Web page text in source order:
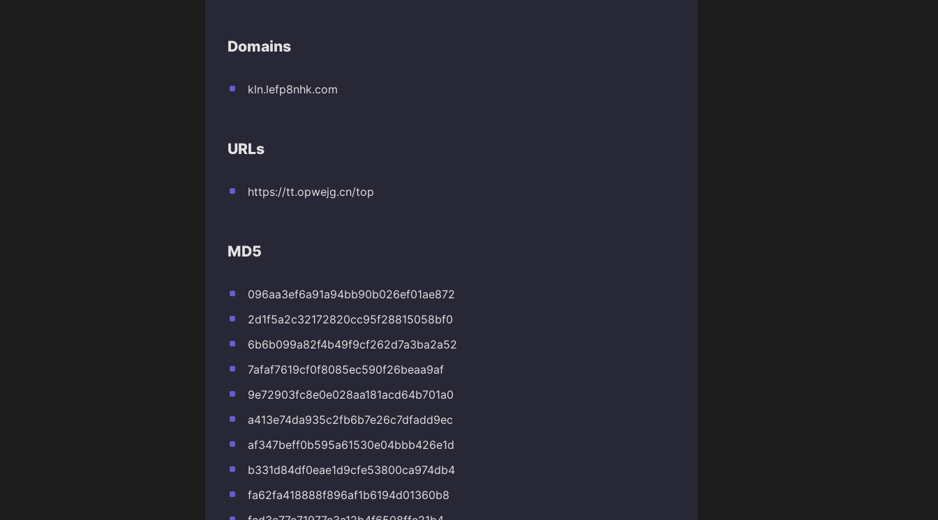
Domains
kln.lefp8nhk.com
URLs
https://tt.opwejg.cn/top
MD5
096aa3ef6a91a94bb90b026ef01ae872
2d1f5a2c32172820cc95f28815058bf0
6b6b099a82f4b49f9cf262d7a3ba2a52
7afaf7619cf0f8085ec590f26beaa9af
9e72903fc8e0e028aa181acd64b701a0
a413e74da935c2fb6b7e26c7dfadd9ec
af347beff0b595a61530e04bbb426e1d
b331d84df0eae1d9cfe53800ca974db4
fa62fa418888f896af1b6194d01360b8